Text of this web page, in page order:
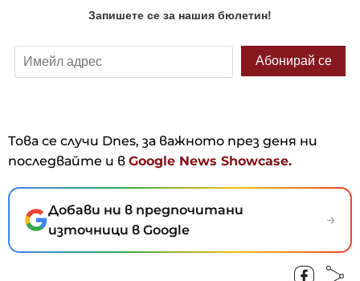
Това се случи Dnes, за важното през деня ни
последвайте и в Google News Showcase.
Добави ни в предпочитани
източници в Google
→